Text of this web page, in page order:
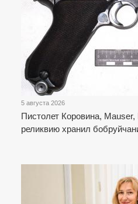
5 августа 2026
Пистолет Коровина,
реликвию хранил